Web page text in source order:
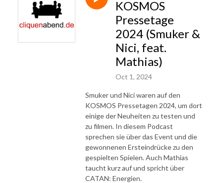
KOSMOS
Pressetage
2024 (Smuker &
Nici, feat.
Mathias)
Oct 1, 2024
Smuker und Nici waren auf den
KOSMOS Pressetagen 2024, um dort
einige der Neuheiten zu testen und
zu filmen. In diesem Podcast
sprechen sie über das Event und die
gewonnenen Ersteindrücke zu den
gespielten Spielen. Auch Mathias
taucht kurz auf und spricht über
CATAN: Energien.